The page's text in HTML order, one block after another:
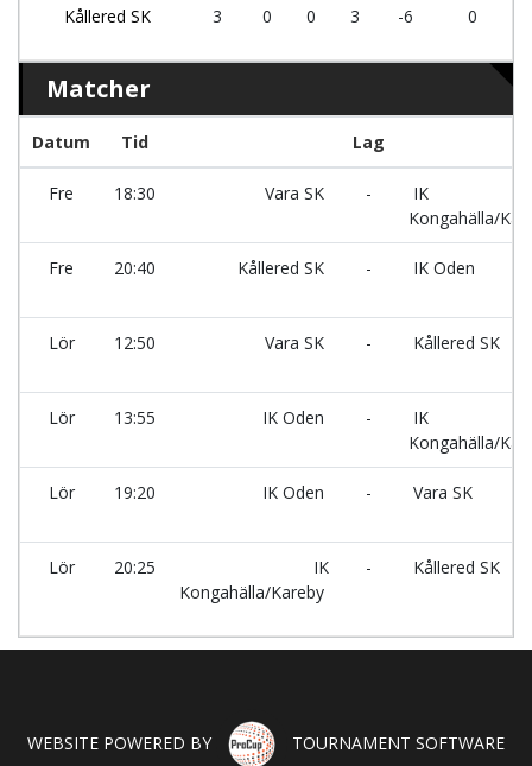
Kållered SK 3 0 0 3 -6 0
Matcher
Datum Tid Lag
Fre 18:30 Vara SK -
IK
Kongahälla/
Fre 20:40 Kållered SK - IK Oden
Lör 12:50 Vara SK - Kållered SK
Lör 13:55 IK Oden -
IK
Kongahälla/
Lör 19:20 IK Oden - Vara SK
Lör 20:25
IK
Kongahälla/Kareby
- Kållered SK
WEBSITE POWERED BY TOURNAMENT SOFTWARE